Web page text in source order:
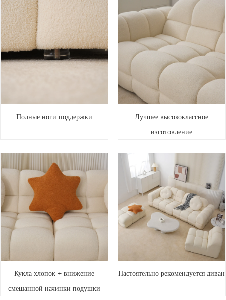
Полные ноги поддержки
Лучшее высококлассное
изготовление
Кукла хлопок + внижение
смешанной начинки подушки
Настоятельно рекомендуется диван